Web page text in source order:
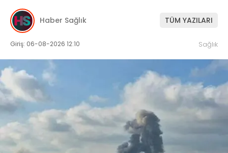
Haber Sağlık TÜM YAZILARI
Giriş: 06-08-2026 12:10 Sağlık